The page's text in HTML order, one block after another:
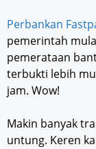
Perbankan
pemerintah
pemerataan
terbukti lebih
jam. Wow!
Makin banyak
untung. Keren